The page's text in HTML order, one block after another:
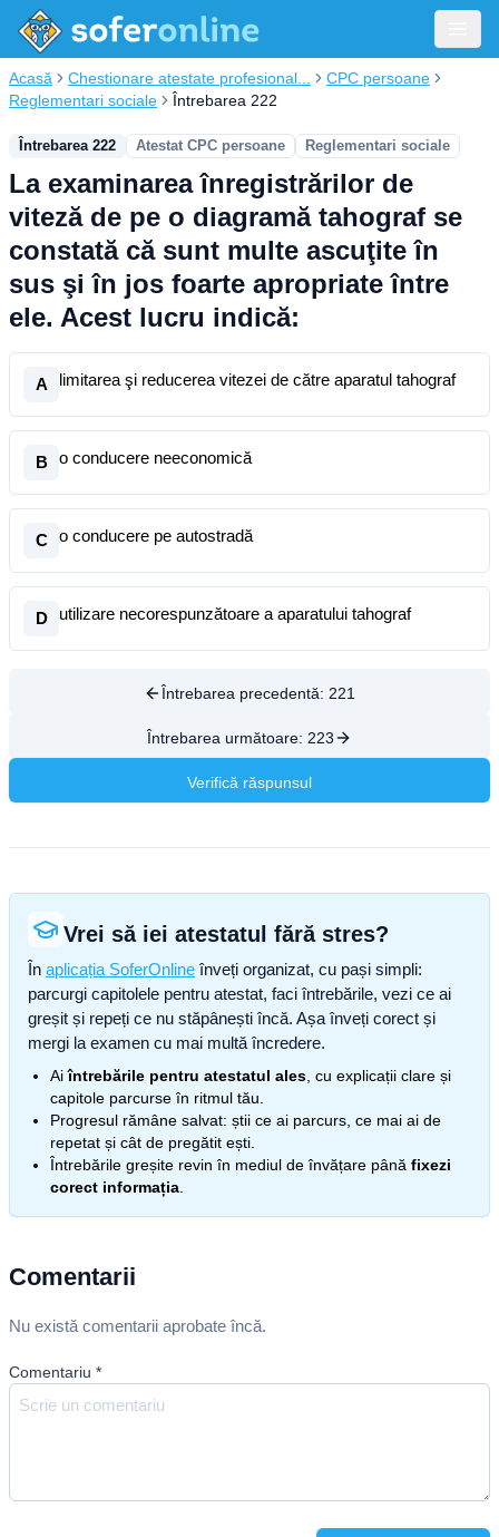
Acasă Chestionare atestate profesional...
CPC persoane
Reglementari sociale
Întrebarea 222
Întrebarea 222 Atestat CPC persoane Reglementari sociale
La examinarea înregistrărilor de
viteză de pe o diagramă tahograf se
constată că sunt multe ascuţite în
sus şi în jos foarte apropriate între
ele. Acest lucru indică:
A limitarea şi reducerea vitezei de către aparatul tahograf
B o conducere neeconomică
C o conducere pe autostradă
D utilizare necorespunzătoare a aparatului tahograf
Întrebarea precedentă: 221
Întrebarea următoare: 223
Verifică răspunsul
Vrei să iei atestatul fără stres?
În aplicația SoferOnline înveți organizat, cu pași simpli:
parcurgi capitolele pentru atestat, faci întrebările, vezi ce ai
greșit și repeți ce nu stăpânești încă. Așa înveți corect și
mergi la examen cu mai multă încredere.
Aiîntrebările pentru atestatul ales , cu explicații clare și
capitole parcurse în ritmul tău.
Progresul rămâne salvat: știi ce ai parcurs, ce mai ai de
repetat și cât de pregătit ești.
Întrebările greșite revin în mediul de învățare până fixezi
corect informația
Comentarii
Nu există comentarii aprobate încă.
Comentariu *